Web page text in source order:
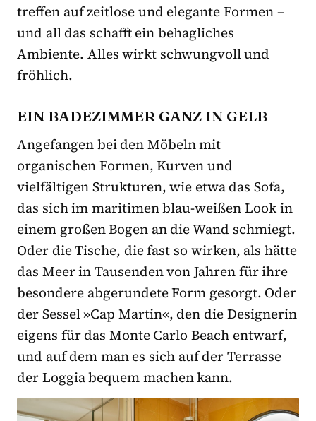
treffen auf zeitlose und elegante Formen –
und all das schafft ein behagliches
Ambiente. Alles wirkt schwungvoll und
fröhlich.
EIN BADEZIMMER GANZ IN GELB
Angefangen bei den Möbeln mit
organischen Formen, Kurven und
vielfältigen Strukturen, wie etwa das Sofa,
das sich im maritimen blau-weißen Look in
einem großen Bogen an die Wand schmiegt.
Oder die Tische, die fast so wirken, als hätte
das Meer in Tausenden von Jahren für ihre
besondere abgerundete Form gesorgt. Oder
der Sessel »Cap Martin«, den die Designerin
eigens für das Monte Carlo Beach entwarf,
und auf dem man es sich auf der Terrasse
der Loggia bequem machen kann.